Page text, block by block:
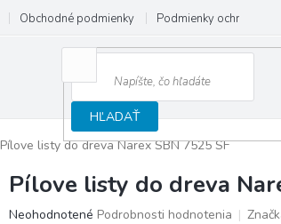
Obchodné podmienky Podmienky ochrany
HĽADAŤ
Pílove listy do dreva Narex SBN 7525 SF
Pílove listy do dreva
Priemerné
Neohodnotené Podrobnosti hodnotenia